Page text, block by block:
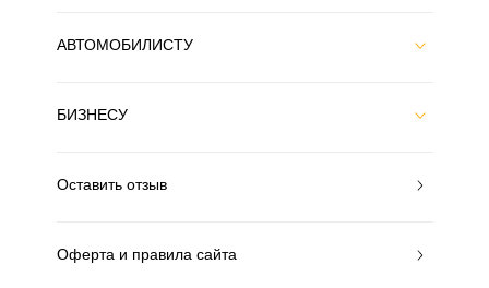
АВТОМОБИЛИСТУ
БИЗНЕСУ
Оставить отзыв
Оферта и правила сайта